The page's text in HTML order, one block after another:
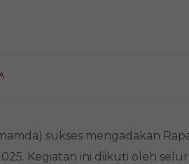
sukses mengadakan
Kegiatan ini diikuti oleh